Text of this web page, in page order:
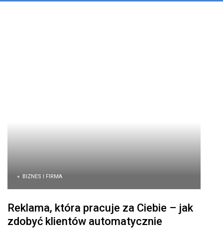
BIZNES I FIRMA
Reklama, która pracuje za Ciebie – jak
zdobyć klientów automatycznie